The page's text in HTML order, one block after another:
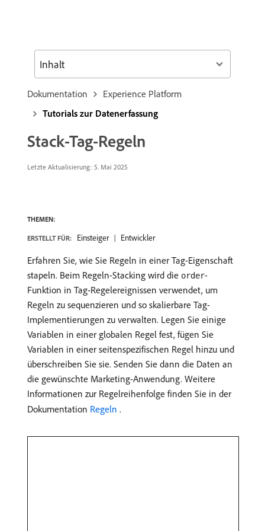
Dokumentation
Experience Platform
Tutorials zur Datenerfassung
Stack-Tag-Regeln
Letzte Aktualisierung: 5. Mai 2025
THEMEN:
ERSTELLT FÜR: Einsteiger Entwickler
Erfahren Sie, wie Sie Regeln in einer Tag-Eigenschaft
stapeln. Beim Regeln-Stacking wird die order-
Funktion in Tag-Regelereignissen verwendet, um
Regeln zu sequenzieren und so skalierbare Tag-
Implementierungen zu verwalten. Legen Sie einige
Variablen in einer globalen Regel fest, fügen Sie
Variablen in einer seitenspezifischen Regel hinzu und
überschreiben Sie sie. Senden Sie dann die Daten an
die gewünschte Marketing-Anwendung. Weitere
Informationen zur Regelreihenfolge finden Sie in der
Dokumentation Regeln .
Inhalt